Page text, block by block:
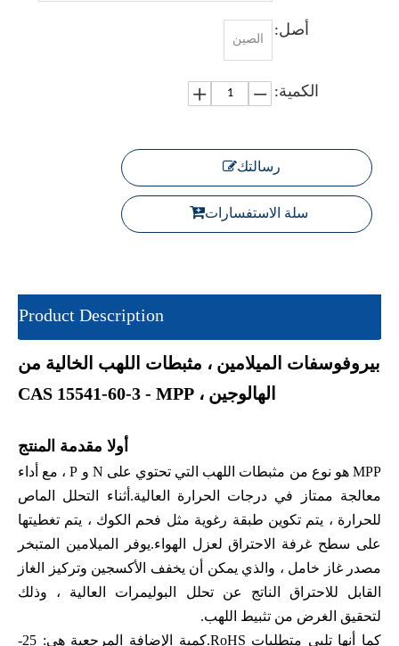
أصل:
الصين
الكمية:
رسالتك
سلة الاستفسارات
Product Description
بيروفوسفات الميلامين ، مثبطات اللهب الخالية من
الهالوجين ، CAS 15541-60-3 - MPP
أولا مقدمة المنتج
MPP هو نوع من مثبطات اللهب التي تحتوي على N و P ، مع أداء
معالجة ممتاز في درجات الحرارة العالية.أثناء التحلل الماص
للحرارة ، يتم تكوين طبقة رغوية مثل فحم الكوك ، يتم تغطيتها
على سطح غرفة الاحتراق لعزل الهواء.يوفر الميلامين المتبخر
مصدر غاز خامل ، والذي يمكن أن يخفف الأكسجين وتركيز الغاز
القابل للاحتراق الناتج عن تحلل البوليمرات العالية ، وذلك
لتحقيق الغرض من تثبيط اللهب.
كما أنها تلبي متطلبات RoHS.كمية الإضافة المرجعية هي: 25-